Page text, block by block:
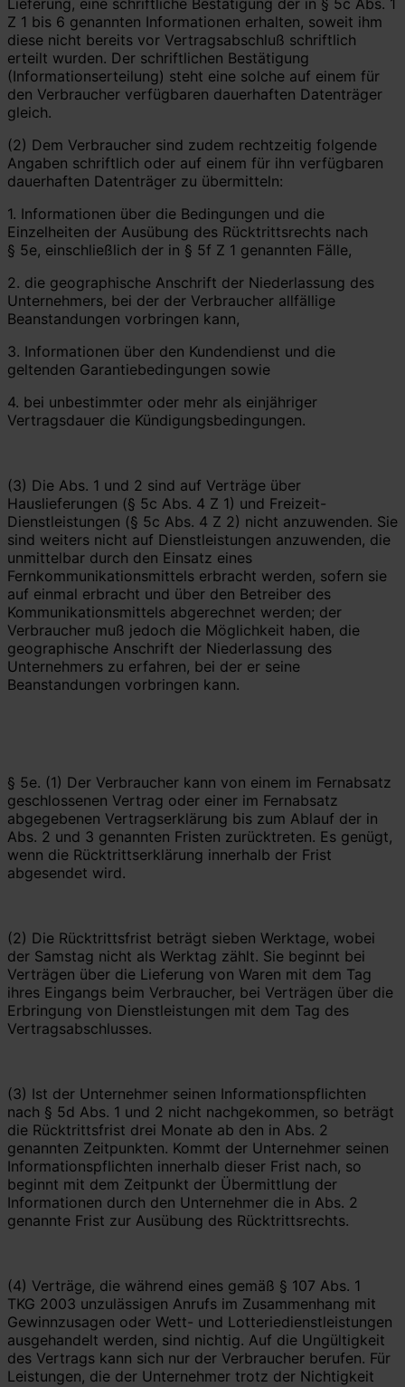
Z 1 bis 6 genannten Informationen erhalten, soweit ihm
diese nicht bereits vor Vertragsabschluß schriftlich
erteilt wurden. Der schriftlichen Bestätigung
(Informationserteilung) steht eine solche auf einem für
den Verbraucher verfügbaren dauerhaften Datenträger
gleich.
(2) Dem Verbraucher sind zudem rechtzeitig folgende
Angaben schriftlich oder auf einem für ihn verfügbaren
dauerhaften Datenträger zu übermitteln:
1. Informationen über die Bedingungen und die
Einzelheiten der Ausübung des Rücktrittsrechts nach
§ 5e, einschließlich der in § 5f Z 1 genannten Fälle,
2. die geographische Anschrift der Niederlassung des
Unternehmers, bei der der Verbraucher allfällige
Beanstandungen vorbringen kann,
3. Informationen über den Kundendienst und die
geltenden Garantiebedingungen sowie
4. bei unbestimmter oder mehr als einjähriger
Vertragsdauer die Kündigungsbedingungen.
(3) Die Abs. 1 und 2 sind auf Verträge über
Hauslieferungen (§ 5c Abs. 4 Z 1) und Freizeit-
Dienstleistungen (§ 5c Abs. 4 Z 2) nicht anzuwenden. Sie
sind weiters nicht auf Dienstleistungen anzuwenden, die
unmittelbar durch den Einsatz eines
Fernkommunikationsmittels erbracht werden, sofern sie
auf einmal erbracht und über den Betreiber des
Kommunikationsmittels abgerechnet werden; der
Verbraucher muß jedoch die Möglichkeit haben, die
geographische Anschrift der Niederlassung des
Unternehmers zu erfahren, bei der er seine
Beanstandungen vorbringen kann.
§ 5e. (1) Der Verbraucher kann von einem im Fernabsatz
geschlossenen Vertrag oder einer im Fernabsatz
abgegebenen Vertragserklärung bis zum Ablauf der in
Abs. 2 und 3 genannten Fristen zurücktreten. Es genügt,
wenn die Rücktrittserklärung innerhalb der Frist
abgesendet wird.
(2) Die Rücktrittsfrist beträgt sieben Werktage, wobei
der Samstag nicht als Werktag zählt. Sie beginnt bei
Verträgen über die Lieferung von Waren mit dem Tag
ihres Eingangs beim Verbraucher, bei Verträgen über die
Erbringung von Dienstleistungen mit dem Tag des
Vertragsabschlusses.
(3) Ist der Unternehmer seinen Informationspflichten
nach § 5d Abs. 1 und 2 nicht nachgekommen, so beträgt
die Rücktrittsfrist drei Monate ab den in Abs. 2
genannten Zeitpunkten. Kommt der Unternehmer seinen
Informationspflichten innerhalb dieser Frist nach, so
beginnt mit dem Zeitpunkt der Übermittlung der
Informationen durch den Unternehmer die in Abs. 2
genannte Frist zur Ausübung des Rücktrittsrechts.
(4) Verträge, die während eines gemäß § 107 Abs. 1
TKG 2003 unzulässigen Anrufs im Zusammenhang mit
Gewinnzusagen oder Wett- und Lotteriedienstleistungen
ausgehandelt werden, sind nichtig. Auf die Ungültigkeit
des Vertrags kann sich nur der Verbraucher berufen. Für
Leistungen, die der Unternehmer trotz der Nichtigkeit